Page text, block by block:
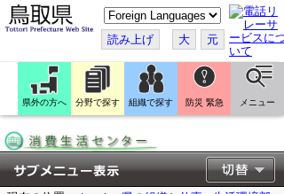
こ
の
ペ
ー
ジ
翻
訳
す
読み上げ 大 元
県外の方へ 分野で探す 組織で探す 防災 緊急 メニュー